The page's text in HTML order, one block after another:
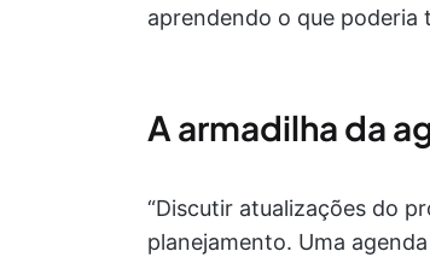
aprendendo o que poderia
A armadilha da
“Discutir atualizações do
planejamento. Uma